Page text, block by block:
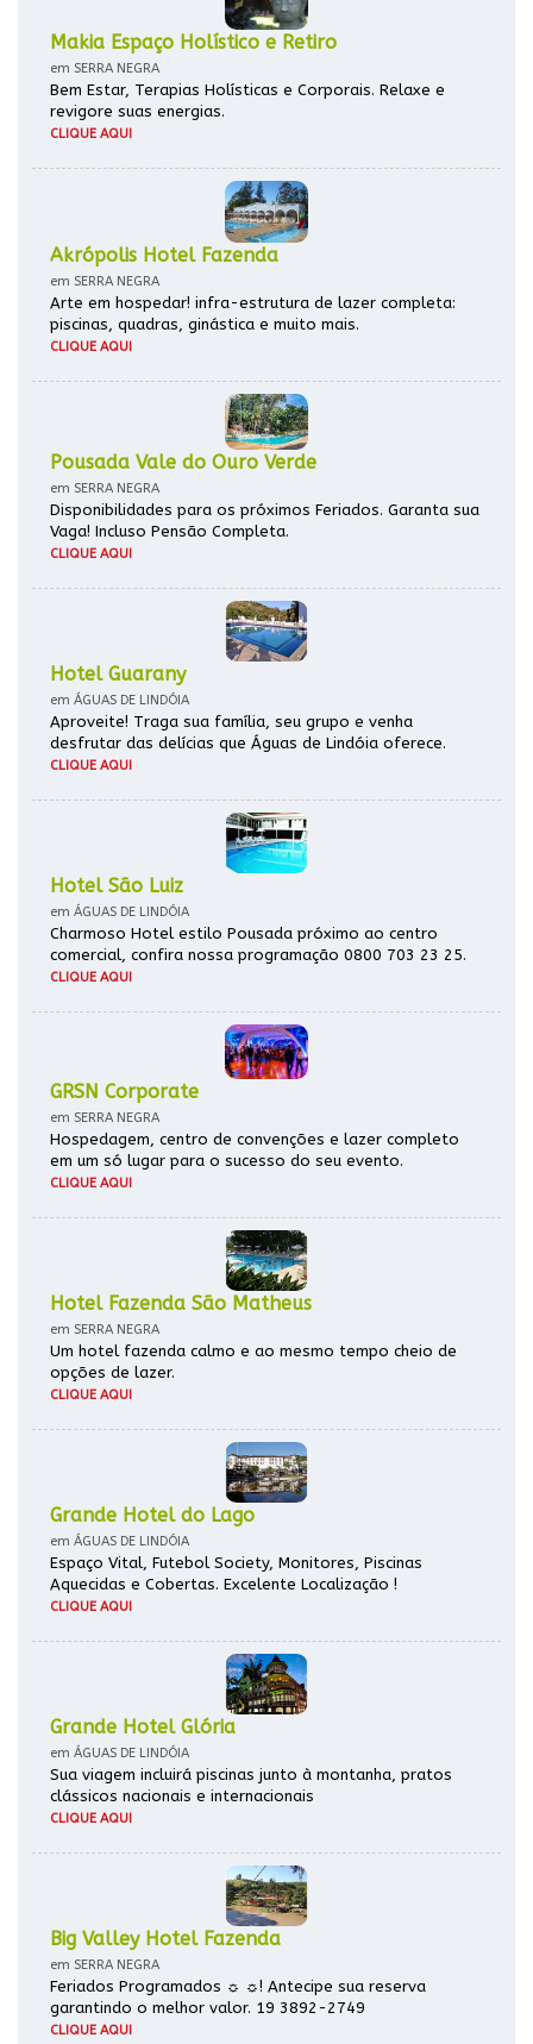
Makia Espaço Holístico e Retiro
em SERRA NEGRA
Bem Estar, Terapias Holísticas e Corporais. Relaxe e
revigore suas energias.
CLIQUE AQUI
Akrópolis Hotel Fazenda
em SERRA NEGRA
Arte em hospedar! infra-estrutura de lazer completa:
piscinas, quadras, ginástica e muito mais.
CLIQUE AQUI
Pousada Vale do Ouro Verde
em SERRA NEGRA
Disponibilidades para os próximos Feriados. Garanta sua
Vaga! Incluso Pensão Completa.
CLIQUE AQUI
Hotel Guarany
em ÁGUAS DE LINDÓIA
Aproveite! Traga sua família, seu grupo e venha
desfrutar das delícias que Águas de Lindóia oferece.
CLIQUE AQUI
Hotel São Luiz
em ÁGUAS DE LINDÓIA
Charmoso Hotel estilo Pousada próximo ao centro
comercial, confira nossa programação 0800 703 23 25.
CLIQUE AQUI
GRSN Corporate
em SERRA NEGRA
Hospedagem, centro de convenções e lazer completo
em um só lugar para o sucesso do seu evento.
CLIQUE AQUI
Hotel Fazenda São Matheus
em SERRA NEGRA
Um hotel fazenda calmo e ao mesmo tempo cheio de
opções de lazer.
CLIQUE AQUI
Grande Hotel do Lago
em ÁGUAS DE LINDÓIA
Espaço Vital, Futebol Society, Monitores, Piscinas
Aquecidas e Cobertas. Excelente Localização !
CLIQUE AQUI
Grande Hotel Glória
em ÁGUAS DE LINDÓIA
Sua viagem incluirá piscinas junto à montanha, pratos
clássicos nacionais e internacionais
CLIQUE AQUI
Big Valley Hotel Fazenda
em SERRA NEGRA
Feriados Programados ☼ ☼! Antecipe sua reserva
garantindo o melhor valor. 19 3892-2749
CLIQUE AQUI